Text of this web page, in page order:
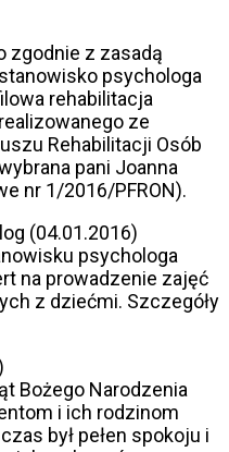
zgodnie z zasadą
psychologa
rehabilitacja
ze
Rehabilitacji Osób
pani Joanna
nr 1/2016/PFRON).
(04.01.2016)
psychologa
na prowadzenie zajęć
z dziećmi. Szczegóły
Bożego Narodzenia
i ich rodzinom
był pełen spokoju i